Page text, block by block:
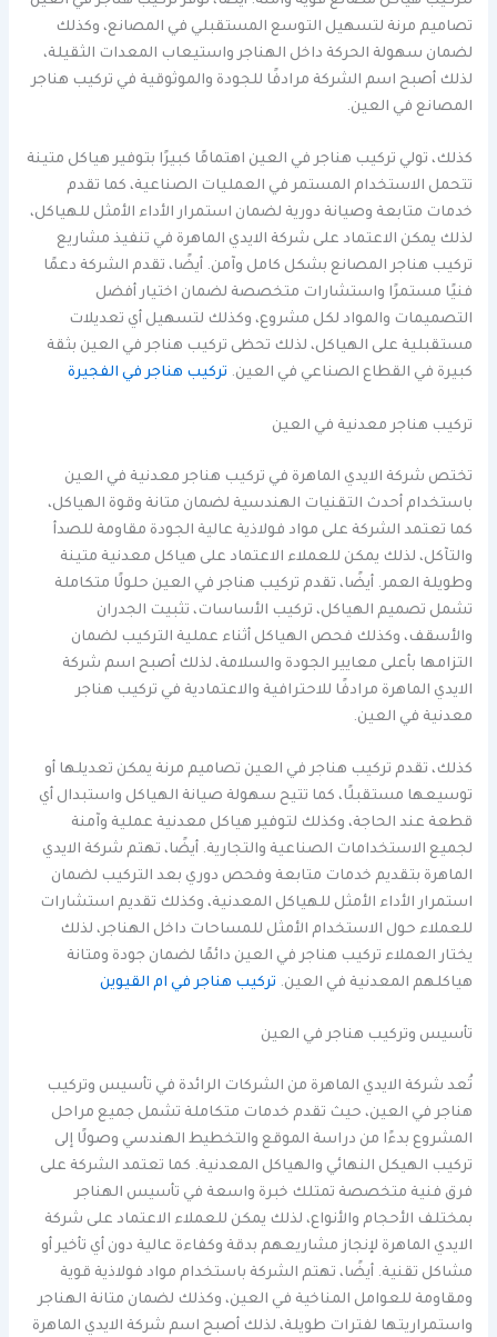
تصاميم مرنة لتسهيل التوسع المستقبلي في المصانع، وكذلك
لضمان سهولة الحركة داخل الهناجر واستيعاب المعدات الثقيلة،
لذلك أصبح اسم الشركة مرادفًا للجودة والموثوقية في تركيب هناجر
المصانع في العين.
كذلك، تولي تركيب هناجر في العين اهتمامًا كبيرًا بتوفير هياكل متينة
تتحمل الاستخدام المستمر في العمليات الصناعية، كما تقدم
خدمات متابعة وصيانة دورية لضمان استمرار الأداء الأمثل للهياكل،
لذلك يمكن الاعتماد على شركة الايدي الماهرة في تنفيذ مشاريع
تركيب هناجر المصانع بشكل كامل وآمن. أيضًا، تقدم الشركة دعمًا
فنيًا مستمرًا واستشارات متخصصة لضمان اختيار أفضل
التصميمات والمواد لكل مشروع، وكذلك لتسهيل أي تعديلات
مستقبلية على الهياكل، لذلك تحظى تركيب هناجر في العين بثقة
كبيرة في القطاع الصناعي في العين. تركيب هناجر في الفجيرة
تركيب هناجر معدنية في العين
تختص شركة الايدي الماهرة في تركيب هناجر معدنية في العين
باستخدام أحدث التقنيات الهندسية لضمان متانة وقوة الهياكل،
كما تعتمد الشركة على مواد فولاذية عالية الجودة مقاومة للصدأ
والتآكل، لذلك يمكن للعملاء الاعتماد على هياكل معدنية متينة
وطويلة العمر. أيضًا، تقدم تركيب هناجر في العين حلولًا متكاملة
تشمل تصميم الهياكل، تركيب الأساسات، تثبيت الجدران
والأسقف، وكذلك فحص الهياكل أثناء عملية التركيب لضمان
التزامها بأعلى معايير الجودة والسلامة، لذلك أصبح اسم شركة
الايدي الماهرة مرادفًا للاحترافية والاعتمادية في تركيب هناجر
معدنية في العين.
كذلك، تقدم تركيب هناجر في العين تصاميم مرنة يمكن تعديلها أو
توسيعها مستقبلًا، كما تتيح سهولة صيانة الهياكل واستبدال أي
قطعة عند الحاجة، وكذلك لتوفير هياكل معدنية عملية وآمنة
لجميع الاستخدامات الصناعية والتجارية. أيضًا، تهتم شركة الايدي
الماهرة بتقديم خدمات متابعة وفحص دوري بعد التركيب لضمان
استمرار الأداء الأمثل للهياكل المعدنية، وكذلك تقديم استشارات
للعملاء حول الاستخدام الأمثل للمساحات داخل الهناجر، لذلك
يختار العملاء تركيب هناجر في العين دائمًا لضمان جودة ومتانة
هياكلهم المعدنية في العين. تركيب هناجر في ام القيوين
تأسيس وتركيب هناجر في العين
تُعد شركة الايدي الماهرة من الشركات الرائدة في تأسيس وتركيب
هناجر في العين، حيث تقدم خدمات متكاملة تشمل جميع مراحل
المشروع بدءًا من دراسة الموقع والتخطيط الهندسي وصولًا إلى
تركيب الهيكل النهائي والهياكل المعدنية. كما تعتمد الشركة على
فرق فنية متخصصة تمتلك خبرة واسعة في تأسيس الهناجر
بمختلف الأحجام والأنواع، لذلك يمكن للعملاء الاعتماد على شركة
الايدي الماهرة لإنجاز مشاريعهم بدقة وكفاءة عالية دون أي تأخير أو
مشاكل تقنية. أيضًا، تهتم الشركة باستخدام مواد فولاذية قوية
ومقاومة للعوامل المناخية في العين، وكذلك لضمان متانة الهناجر
واستمراريتها لفترات طويلة، لذلك أصبح اسم شركة الايدي الماهرة